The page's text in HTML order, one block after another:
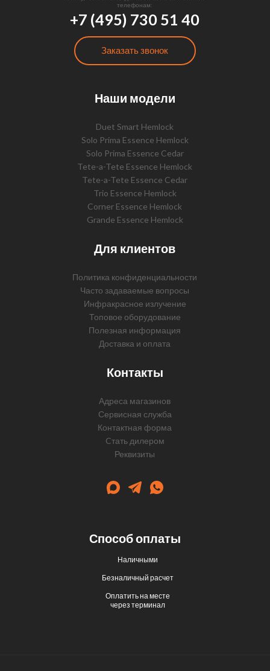
телефонам:
+7 (495) 730 51 40
Заказать звонок
Наши модели
Duet Smart Hemlock
Solo Prima Essence Hemlock
Solo Prima Essence Cedar
Tete-a-Tete Essence Hemlock
Tete-a-Tete Essence Cedar
Trio Essence Hemlock
Corner Essence Hemlock
Grande Essence Hemlock
Для клиентов
Политика конфиденциальности
Часто задаваемые вопросы
Инфракрасное излучение
Топовое оборудование
Полезная информация
Доставка и оплата
Контакты
Адреса магазинов
Сервисная служба
Контактная форма
Cтать дилером
Реквизиты
Способ оплаты
Наличными
Безналичный расчет
Оплатить на месте
через терминал